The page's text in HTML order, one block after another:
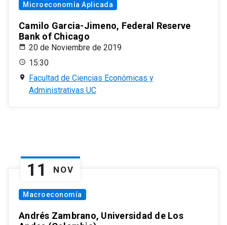
Microeconomía Aplicada
Camilo Garcia-Jimeno, Federal Reserve
Bank of Chicago
20 de Noviembre de 2019
15:30
Facultad de Ciencias Económicas y
Administrativas UC
11 NOV
Macroeconomía
Andrés Zambrano, Universidad de Los